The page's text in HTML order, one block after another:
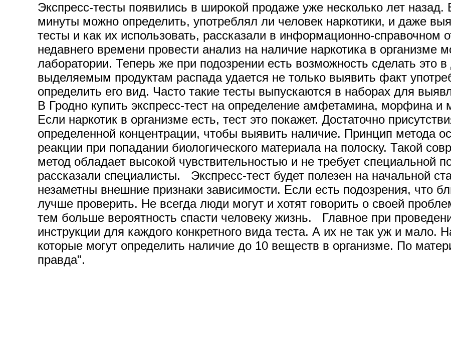
Экспресс-тесты появились в широкой продаже уже несколько лет
минуты можно определить, употреблял ли человек наркотики, и даже
тесты и как их использовать, рассказали в информационно-
недавнего времени провести анализ на наличие наркотика в организме
лаборатории. Теперь же при подозрении есть возможность сделать это
выделяемым продуктам распада удается не только выявить факт
определить его вид. Часто такие тесты выпускаются в наборах для
В Гродно купить экспресс-тест на определение амфетамина, морфина
Если наркотик в организме есть, тест это покажет. Достаточно
определенной концентрации, чтобы выявить наличие. Принцип метода
реакции при попадании биологического материала на полоску. Такой
метод обладает высокой чувствительностью и не требует специальной
рассказали специалисты. Экспресс-тест будет полезен на начальной
незаметны внешние признаки зависимости. Если есть подозрения, что
лучше проверить. Не всегда люди могут и хотят говорить о своей
тем больше вероятность спасти человеку жизнь. Главное при
инструкции для каждого конкретного вида теста. А их не так уж и мало.
которые могут определить наличие до 10 веществ в организме. По
правда".